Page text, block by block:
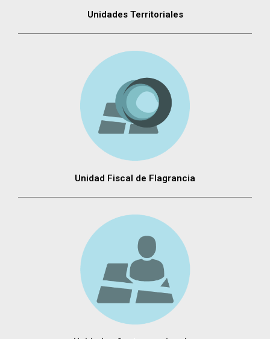
Unidades Territoriales
Unidad Fiscal de Flagrancia